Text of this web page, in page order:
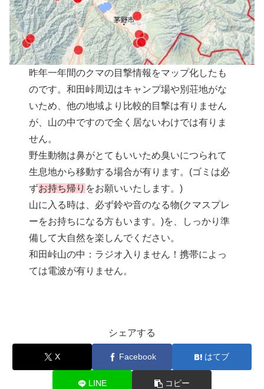
昨年一年間のクマの目撃情報をマップ化したも
のです。和田峠周辺はキャンプ場や別荘地がな
いため、他の地域より比較的目撃は有りません
が、山の中ですので全く居ないわけでは有りま
せん。
野生動物は鼻がとてもいいため臭いにつられて
生息地から移動する場合が有ります。(ゴミは必
ずお持ち帰り をお願いいたします。)
山に入る時は、必ず鈴や音のなる物(クマスプレ
ーをお持ちになる方もいます。)を、しっかり準
備して大自然を楽しんでください。
和田峠山の中：ラジオ入りません！携帯によっ
ては電波が有りません。
シェアする
X Facebook はてブ
LINE コピー